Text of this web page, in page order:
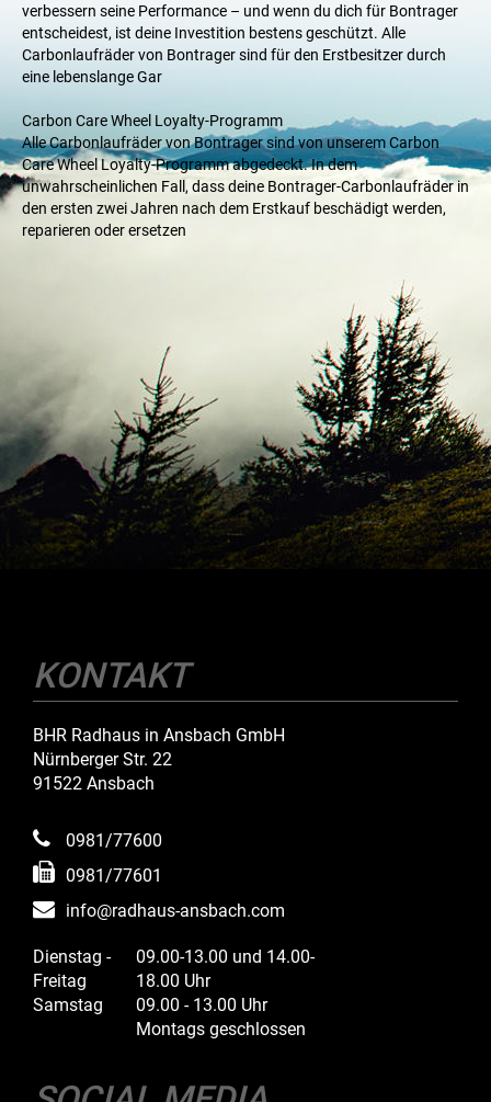
verbessern seine Performance – und wenn du dich für Bontrager
entscheidest, ist deine Investition bestens geschützt. Alle
Carbonlaufräder von Bontrager sind für den Erstbesitzer durch
eine lebenslange Gar
Carbon Care Wheel Loyalty-Programm
Alle Carbonlaufräder von Bontrager sind von unserem Carbon
Care Wheel Loyalty-Programm abgedeckt. In dem
unwahrscheinlichen Fall, dass deine Bontrager-Carbonlaufräder in
den ersten zwei Jahren nach dem Erstkauf beschädigt werden,
reparieren oder ersetzen
KONTAKT
BHR Radhaus in Ansbach GmbH
Nürnberger Str. 22
91522 Ansbach
0981/77600
0981/77601
info@radhaus-ansbach.com
Dienstag -
Freitag
09.00-13.00 und 14.00-
18.00 Uhr
Samstag
09.00 - 13.00 Uhr
Montags geschlossen